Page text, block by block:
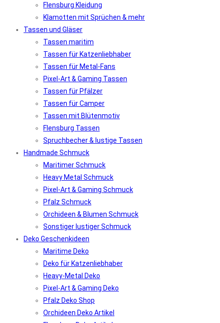
Flensburg Kleidung
Klamotten mit Sprüchen & mehr
Tassen und Gläser
Tassen maritim
Tassen für Katzenliebhaber
Tassen für Metal-Fans
Pixel-Art & Gaming Tassen
Tassen für Pfälzer
Tassen für Camper
Tassen mit Blütenmotiv
Flensburg Tassen
Spruchbecher & lustige Tassen
Handmade Schmuck
Maritimer Schmuck
Heavy Metal Schmuck
Pixel-Art & Gaming Schmuck
Pfalz Schmuck
Orchideen & Blumen Schmuck
Sonstiger lustiger Schmuck
Deko Geschenkideen
Maritime Deko
Deko für Katzenliebhaber
Heavy-Metal Deko
Pixel-Art & Gaming Deko
Pfalz Deko Shop
Orchideen Deko Artikel